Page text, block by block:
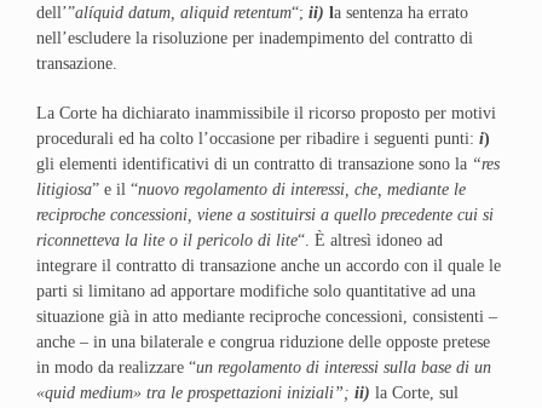
dell’”alíquid datum, aliquid retentum“; ii) la sentenza ha errato
nell’escludere la risoluzione per inadempimento del contratto di
transazione.
La Corte ha dichiarato inammissibile il ricorso proposto per motivi
procedurali ed ha colto l’occasione per ribadire i seguenti punti: i)
gli elementi identificativi di un contratto di transazione sono la “res
litigiosa” e il “nuovo regolamento di interessi, che, mediante le
reciproche concessioni, viene a sostituirsi a quello precedente cui si
riconnetteva la lite o il pericolo di lite“. È altresì idoneo ad
integrare il contratto di transazione anche un accordo con il quale le
parti si limitano ad apportare modifiche solo quantitative ad una
situazione già in atto mediante reciproche concessioni, consistenti –
anche – in una bilaterale e congrua riduzione delle opposte pretese
in modo da realizzare “un regolamento di interessi sulla base di un
«quid medium» tra le prospettazioni iniziali”; ii) la Corte, sul